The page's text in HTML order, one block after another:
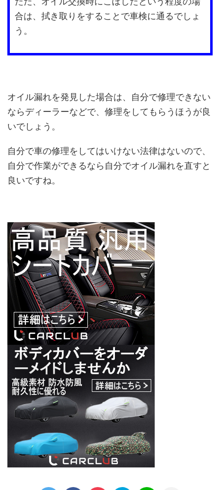
合は、拭き取りをすることで車検に通るでしょ
う。
オイル漏れを発見した場合は、自分で修理できない
ならディーラーなどで、修理をしてもらうほうが良
いでしょう。
自分で車の修理をしてはいけない法律はないので、
自分で作業ができるなら自分でオイル漏れを直すと
良いですね。